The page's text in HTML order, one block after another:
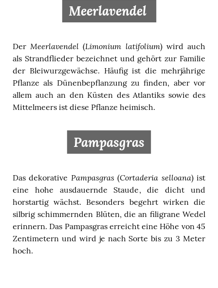
Meerlavendel
DerMeerlavendel (Limonium latifolium) wird auch
als Strandflieder bezeichnet und gehört zur Familie
der Bleiwurzgewächse. Häufig ist die mehrjährige
Pflanze als Dünenbepflanzung zu finden, aber vor
allem auch an den Küsten des Atlantiks sowie des
Mittelmeers ist diese Pflanze heimisch.
Pampasgras
Das dekorative Pampasgras (Cortaderia selloana) ist
eine hohe ausdauernde Staude, die dicht und
horstartig wächst. Besonders begehrt wirken die
silbrig schimmernden Blüten, die an filigrane Wedel
erinnern. Das Pampasgras erreicht eine Höhe von 45
Zentimetern und wird je nach Sorte bis zu 3 Meter
hoch.